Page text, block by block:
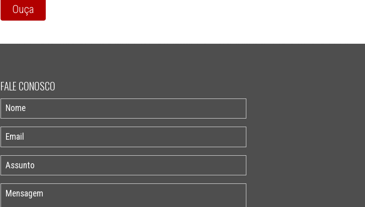
Ouça
FALE CONOSCO